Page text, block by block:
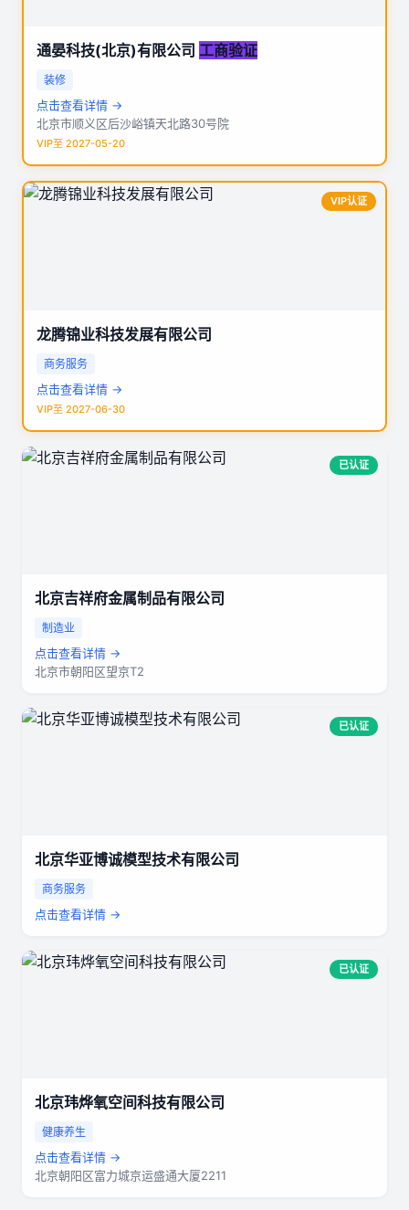
通晏科技(北京)有限公司 工商验证
装修
点击查看详情 →
北京市顺义区后沙峪镇天北路30号院
VIP至 2027-05-20
VIP认证
龙腾锦业科技发展有限公司
商务服务
点击查看详情 →
VIP至 2027-06-30
已认证
北京吉祥府金属制品有限公司
制造业
点击查看详情 →
北京市朝阳区望京T2
已认证
北京华亚博诚模型技术有限公司
商务服务
点击查看详情 →
已认证
北京玮烨氧空间科技有限公司
健康养生
点击查看详情 →
北京朝阳区富力城京运盛通大厦2211